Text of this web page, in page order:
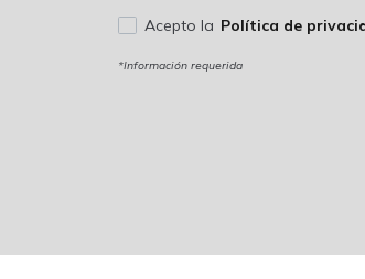
Acepto la Política de
*Información requerida